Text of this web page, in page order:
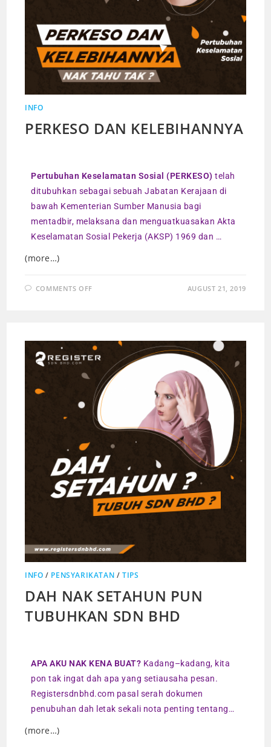
INFO
PERKESO DAN KELEBIHANNYA
Pertubuhan Keselamatan Sosial (PERKESO)telah
ditubuhkan sebagai sebuah Jabatan Kerajaan di
bawah Kementerian Sumber Manusia bagi
mentadbir, melaksana dan menguatkuasakan Akta
Keselamatan Sosial Pekerja (AKSP) 1969 dan …
(more…)
COMMENTS OFF AUGUST 21, 2019
INFO / PENSYARIKATAN /TIPS
DAH NAK SETAHUN PUN
TUBUHKAN SDN BHD
APA AKU NAK KENA BUAT? Kadang–kadang, kita
pon tak ingat dah apa yang setiausaha pesan.
Registersdnbhd.com pasal serah dokumen
penubuhan dah letak sekali nota penting tentang…
(more…)